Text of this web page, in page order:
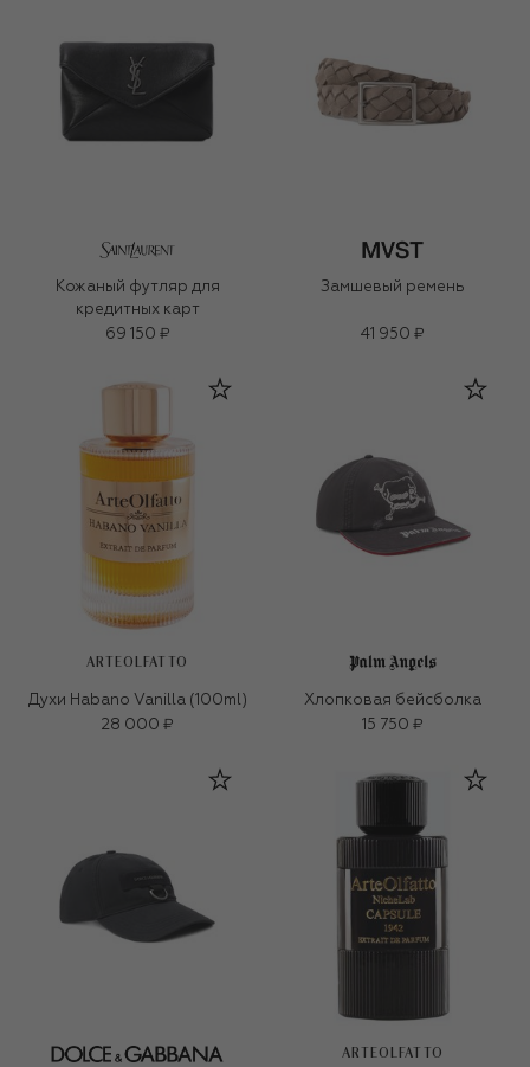
Кожаный футляр для
кредитных карт
69 150 ₽
Замшевый ремень
41 950 ₽
ARTEOLFATTO
Духи Habano Vanilla (100ml)
28 000 ₽
Хлопковая бейсболка
15 750 ₽
ARTEOLFATTO